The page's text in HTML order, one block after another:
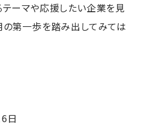
ーマや応援したい企業を見
の第一歩を踏み出してみては
日